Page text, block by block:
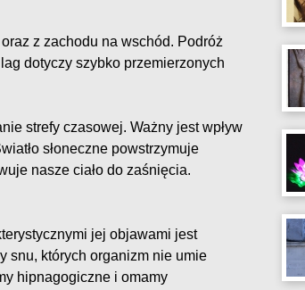
z zachodu na wschód. Podróż
dotyczy szybko przemierzonych
strefy czasowej. Ważny jest wpływ
słoneczne powstrzymuje
nasze ciało do zaśnięcia.
jej objawami jest
snu, których organizm nie umie
hipnagogiczne i omamy